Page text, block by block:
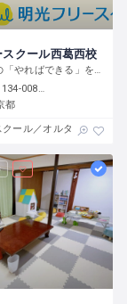
クール西葛西校
西葛西６−１０−１４ 正栄ビル
都
クール／オルタナティブス